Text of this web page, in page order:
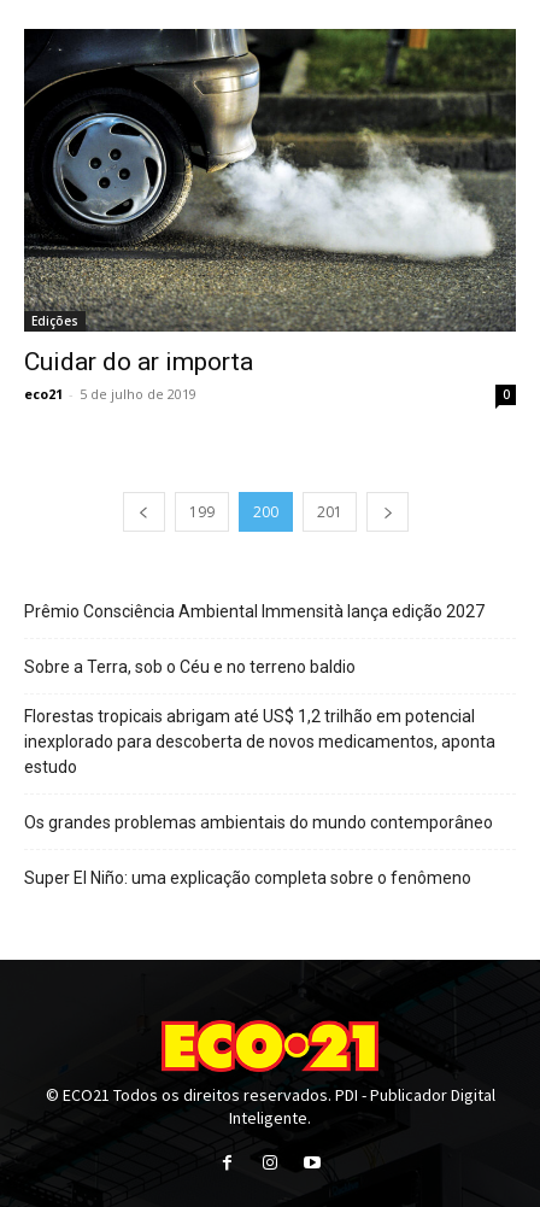
Edições
Cuidar do ar importa
eco21 - 5 de julho de 2019 0
199 200 201
Prêmio Consciência Ambiental Immensità lança edição 2027
Sobre a Terra, sob o Céu e no terreno baldio
Florestas tropicais abrigam até US$ 1,2 trilhão em potencial
inexplorado para descoberta de novos medicamentos, aponta
estudo
Os grandes problemas ambientais do mundo contemporâneo
Super El Niño: uma explicação completa sobre o fenômeno
© ECO21 Todos os direitos reservados. PDI - Publicador Digital
Inteligente.